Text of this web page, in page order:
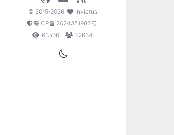
© 2015-2026 Invictus.
粤ICP备 2024351986号
63506
32664